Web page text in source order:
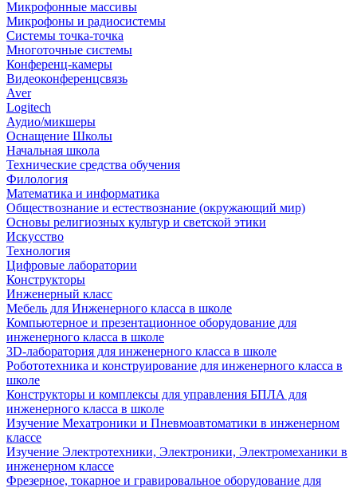
Микрофонные массивы
Микрофоны и радиосистемы
Системы точка-точка
Многоточные системы
Конференц-камеры
Видеоконференцсвязь
Aver
Logitech
Аудио/микшеры
Оснащение Школы
Начальная школа
Технические средства обучения
Филология
Математика и информатика
Обществознание и естествознание (окружающий мир)
Основы религиозных культур и светской этики
Искусство
Технология
Цифровые лаборатории
Конструкторы
Инженерный класс
Мебель для Инженерного класса в школе
Компьютерное и презентационное оборудование для
инженерного класса в школе
3D-лаборатория для инженерного класса в школе
Робототехника и конструирование для инженерного класса в
школе
Конструкторы и комплексы для управления БПЛА для
инженерного класса в школе
Изучение Мехатроники и Пневмоавтоматики в инженерном
классе
Изучение Электротехники, Электроники, Электромеханики в
инженерном классе
Фрезерное, токарное и гравировальное оборудование для